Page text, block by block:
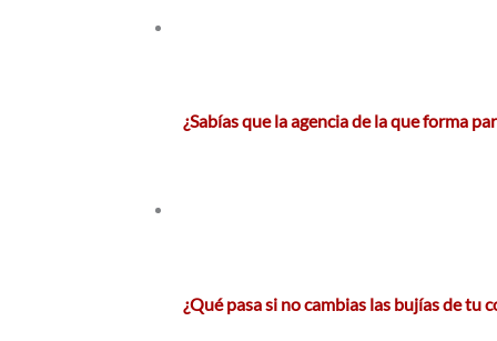
¿Sabías que la agencia de la que forma
¿Qué pasa si no cambias las bujías de tu